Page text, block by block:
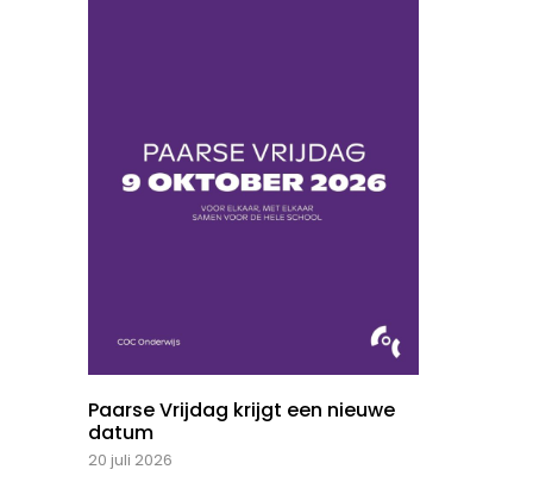
Paarse Vrijdag krijgt een nieuwe
datum
20 juli 2026